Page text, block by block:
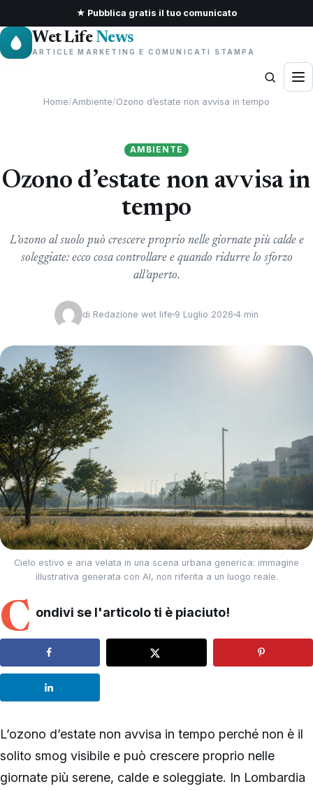
★ Pubblica gratis il tuo comunicato
Wet Life News
ARTICLE MARKETING E COMUNICATI STAMPA
Home/Ambiente/Ozono d’estate non avvisa in tempo
AMBIENTE
Ozono d’estate non avvisa in
tempo
L’ozono al suolo può crescere proprio nelle giornate più calde e
soleggiate: ecco cosa controllare e quando ridurre lo sforzo
all’aperto.
di Redazione wet life 9 Luglio 2026 4 min
Cielo estivo e aria velata in una scena urbana generica: immagine
illustrativa generata con AI, non riferita a un luogo reale.
C ondivi se l'articolo ti è piaciuto!
L’ozono d’estate non avvisa in tempo perché non è il
solito smog visibile e può crescere proprio nelle
giornate più serene, calde e soleggiate. In Lombardia